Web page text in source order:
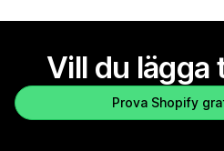
Vill du lägga
Prova Shopify